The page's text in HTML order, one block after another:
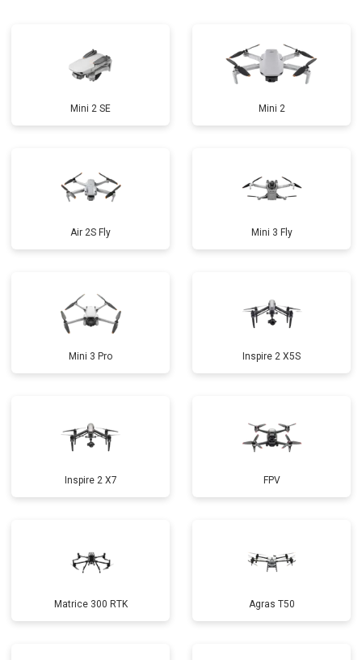
Mini 2 SE Mini 2
Air 2S Fly Mini 3 Fly
Mini 3 Pro Inspire 2 X5S
Inspire 2 X7 FPV
Matrice 300 RTK Agras T50